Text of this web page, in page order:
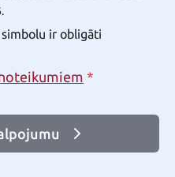
ir obligāti
*